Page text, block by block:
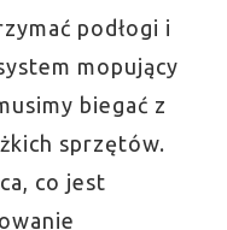
podłogi i
mopujący
biegać z
sprzętów.
co jest